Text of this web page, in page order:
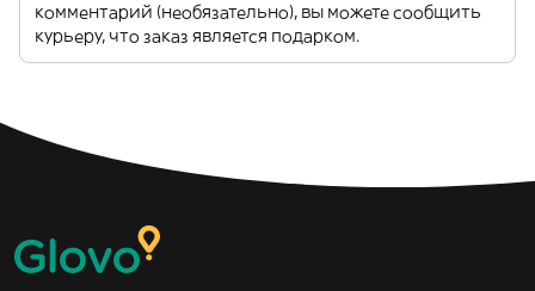
комментарий (необязательно), вы можете сообщить
курьеру, что заказ является подарком.